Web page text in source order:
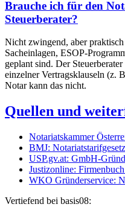
Brauche ich für den
Steuerberater?
Nicht zwingend, aber
Sacheinlagen, ESOP-
geplant sind. Der
einzelner Vertragsklauseln (z.
Notar kann das nicht.
Quellen und
Notariatskammer
BMJ:
USP.gv.at: GmbH-
Justizonline:
WKO Gründerservice:
Vertiefend bei basis08: